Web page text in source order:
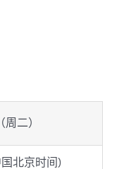
二）
北京时间)